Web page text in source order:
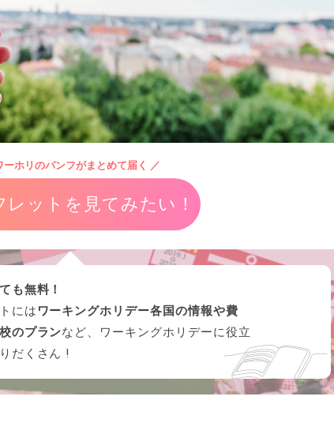
ーホリのパンフがまとめて届く ／
レットを見てみたい！
も無料！
には ワーキングホリデー各国の情報や費
のプランなど、ワーキングホリデーに役立
だくさん !